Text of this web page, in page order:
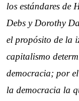
los estándares de
Debs y Dorothy
el propósito de la
capitalismo
democracia; por
la democracia la